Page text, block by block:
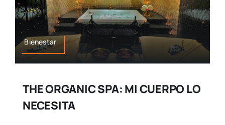
Bienestar
THE ORGANIC SPA: MI CUERPO LO
NECESITA